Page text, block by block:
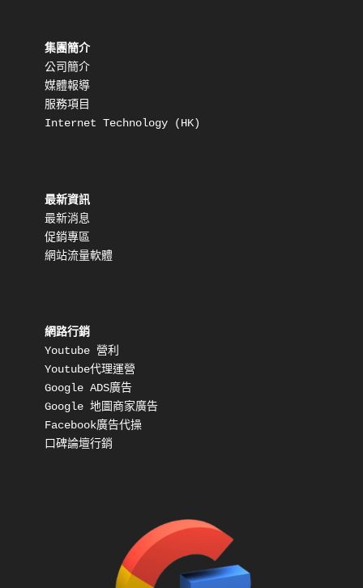
集團簡介
公司簡介
媒體報導
服務項目
Internet Technology (HK)
最新資訊
最新消息
促銷專區
網站流量軟體
網路行銷
Youtube 營利
Youtube代理運營
Google ADS廣告
Google 地圖商家廣告
Facebook廣告代操
口碑論壇行銷